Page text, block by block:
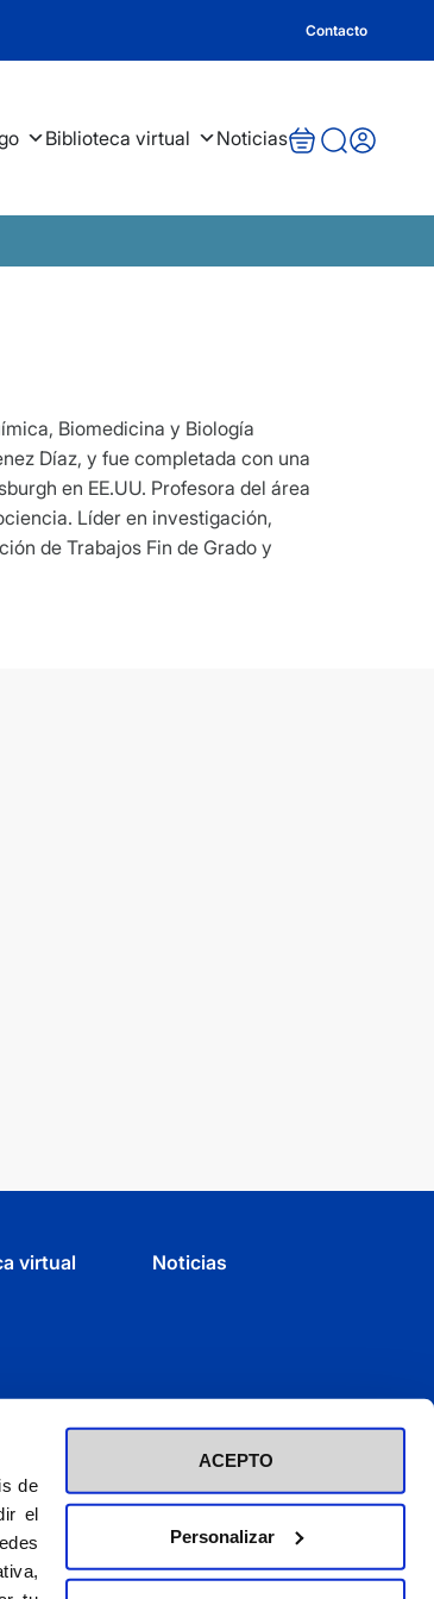
de
el
ACEPTO
Personalizar
Contacto
Biblioteca virtual Noticias
Biomedicina y Biología
Díaz, y fue completada con una
en EE.UU. Profesora del área
Líder en investigación,
de Trabajos Fin de Grado y
virtual Noticias